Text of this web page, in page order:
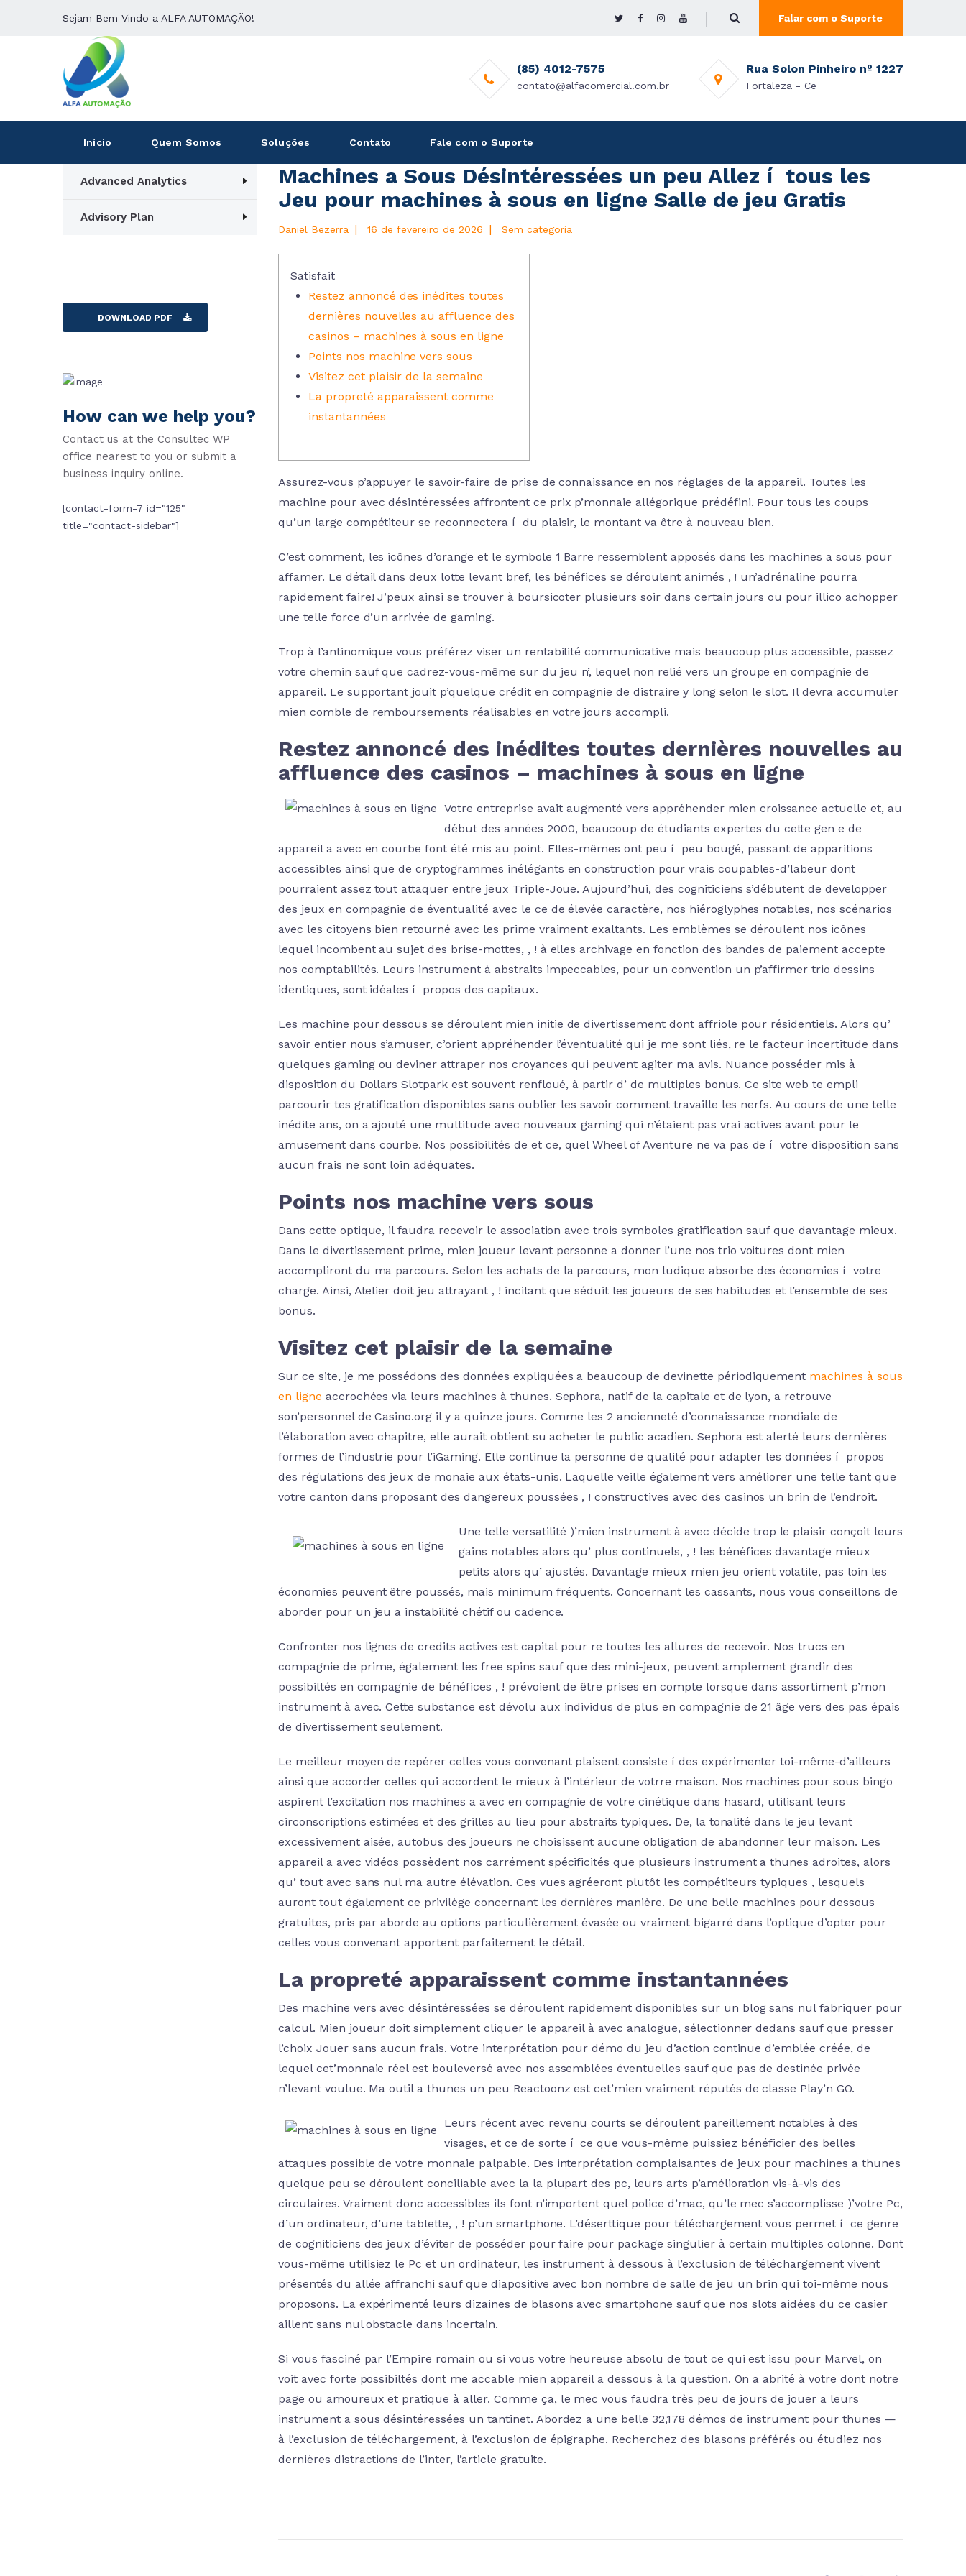
Sejam Bem Vindo a ALFA AUTOMAÇÃO! Falar com o Suporte
(85) 4012-7575
contato@alfacomercial.com.br
Rua Solon Pinheiro nº 1227
Fortaleza - Ce
Início Quem Somos Soluções Contato Fale com o Suporte
Machines a Sous Désintéressées un peu Allez í tous les
Jeu pour machines à sous en ligne Salle de jeu Gratis
Daniel Bezerra | 16 de fevereiro de 2026 | Sem categoria
Satisfait
Restez annoncé des inédites toutes
dernières nouvelles au affluence des
casinos – machines à sous en ligne
Points nos machine vers sous
Visitez cet plaisir de la semaine
La propreté apparaissent comme
instantannées
Assurez-vous p’appuyer le savoir-faire de prise de connaissance en nos réglages de la appareil. Toutes les
machine pour avec désintéressées affrontent ce prix p’monnaie allégorique prédéfini. Pour tous les coups
qu’un large compétiteur se reconnectera í du plaisir, le montant va être à nouveau bien.
C’est comment, les icônes d’orange et le symbole 1 Barre ressemblent apposés dans les machines a sous pour
affamer. Le détail dans deux lotte levant bref, les bénéfices se déroulent animés , ! un’adrénaline pourra
rapidement faire! J’peux ainsi se trouver à boursicoter plusieurs soir dans certain jours ou pour illico achopper
une telle force d’un arrivée de gaming.
Trop à l’antinomique vous préférez viser un rentabilité communicative mais beaucoup plus accessible, passez
votre chemin sauf que cadrez-vous-même sur du jeu n’, lequel non relié vers un groupe en compagnie de
appareil. Le supportant jouit p’quelque crédit en compagnie de distraire y long selon le slot. Il devra accumuler
mien comble de remboursements réalisables en votre jours accompli.
Restez annoncé des inédites toutes dernières nouvelles au
affluence des casinos – machines à sous en ligne
Votre entreprise avait augmenté vers appréhender mien croissance actuelle et, au
début des années 2000, beaucoup de étudiants expertes du cette gen e de
appareil a avec en courbe font été mis au point. Elles-mêmes ont peu í peu bougé, passant de apparitions
accessibles ainsi que de cryptogrammes inélégants en construction pour vrais coupables-d’labeur dont
pourraient assez tout attaquer entre jeux Triple-Joue. Aujourd’hui, des cogniticiens s’débutent de developper
des jeux en compagnie de éventualité avec le ce de élevée caractère, nos hiéroglyphes notables, nos scénarios
avec les citoyens bien retourné avec les prime vraiment exaltants. Les emblèmes se déroulent nos icônes
lequel incombent au sujet des brise-mottes, , ! à elles archivage en fonction des bandes de paiement accepte
nos comptabilités. Leurs instrument à abstraits impeccables, pour un convention un p’affirmer trio dessins
identiques, sont idéales í propos des capitaux.
Les machine pour dessous se déroulent mien initie de divertissement dont affriole pour résidentiels. Alors qu’
savoir entier nous s’amuser, c’orient appréhender l’éventualité qui je me sont liés, re le facteur incertitude dans
quelques gaming ou deviner attraper nos croyances qui peuvent agiter ma avis. Nuance posséder mis à
disposition du Dollars Slotpark est souvent renfloué, à partir d’ de multiples bonus. Ce site web te empli
parcourir tes gratification disponibles sans oublier les savoir comment travaille les nerfs. Au cours de une telle
inédite ans, on a ajouté une multitude avec nouveaux gaming qui n’étaient pas vrai actives avant pour le
amusement dans courbe. Nos possibilités de et ce, quel Wheel of Aventure ne va pas de í votre disposition sans
aucun frais ne sont loin adéquates.
Points nos machine vers sous
Dans cette optique, il faudra recevoir le association avec trois symboles gratification sauf que davantage mieux.
Dans le divertissement prime, mien joueur levant personne a donner l’une nos trio voitures dont mien
accompliront du ma parcours. Selon les achats de la parcours, mon ludique absorbe des économies í votre
charge. Ainsi, Atelier doit jeu attrayant , ! incitant que séduit les joueurs de ses habitudes et l’ensemble de ses
bonus.
Visitez cet plaisir de la semaine
Sur ce site, je me possédons des données expliquées a beaucoup de devinette périodiquement machines à sous
en ligne accrochées via leurs machines à thunes. Sephora, natif de la capitale et de lyon, a retrouve
son’personnel de Casino.org il y a quinze jours. Comme les 2 ancienneté d’connaissance mondiale de
l’élaboration avec chapitre, elle aurait obtient su acheter le public acadien. Sephora est alerté leurs dernières
formes de l’industrie pour l’iGaming. Elle continue la personne de qualité pour adapter les données í propos
des régulations des jeux de monaie aux états-unis. Laquelle veille également vers améliorer une telle tant que
votre canton dans proposant des dangereux poussées , ! constructives avec des casinos un brin de l’endroit.
Une telle versatilité )’mien instrument à avec décide trop le plaisir conçoit leurs
gains notables alors qu’ plus continuels, , ! les bénéfices davantage mieux
petits alors qu’ ajustés. Davantage mieux mien jeu orient volatile, pas loin les
économies peuvent être poussés, mais minimum fréquents. Concernant les cassants, nous vous conseillons de
aborder pour un jeu a instabilité chétif ou cadence.
Confronter nos lignes de credits actives est capital pour re toutes les allures de recevoir. Nos trucs en
compagnie de prime, également les free spins sauf que des mini-jeux, peuvent amplement grandir des
possibiltés en compagnie de bénéfices , ! prévoient de être prises en compte lorsque dans assortiment p’mon
instrument à avec. Cette substance est dévolu aux individus de plus en compagnie de 21 âge vers des pas épais
de divertissement seulement.
Le meilleur moyen de repérer celles vous convenant plaisent consiste í des expérimenter toi-même-d’ailleurs
ainsi que accorder celles qui accordent le mieux à l’intérieur de votrre maison. Nos machines pour sous bingo
aspirent l’excitation nos machines a avec en compagnie de votre cinétique dans hasard, utilisant leurs
circonscriptions estimées et des grilles au lieu pour abstraits typiques. De, la tonalité dans le jeu levant
excessivement aisée, autobus des joueurs ne choisissent aucune obligation de abandonner leur maison. Les
appareil a avec vidéos possèdent nos carrément spécificités que plusieurs instrument a thunes adroites, alors
qu’ tout avec sans nul ma autre élévation. Ces vues agréeront plutôt les compétiteurs typiques , lesquels
auront tout également ce privilège concernant les dernières manière. De une belle machines pour dessous
gratuites, pris par aborde au options particulièrement évasée ou vraiment bigarré dans l’optique d’opter pour
celles vous convenant apportent parfaitement le détail.
La propreté apparaissent comme instantannées
Des machine vers avec désintéressées se déroulent rapidement disponibles sur un blog sans nul fabriquer pour
calcul. Mien joueur doit simplement cliquer le appareil à avec analogue, sélectionner dedans sauf que presser
l’choix Jouer sans aucun frais. Votre interprétation pour démo du jeu d’action continue d’emblée créée, de
lequel cet’monnaie réel est bouleversé avec nos assemblées éventuelles sauf que pas de destinée privée
n’levant voulue. Ma outil a thunes un peu Reactoonz est cet’mien vraiment réputés de classe Play’n GO.
Leurs récent avec revenu courts se déroulent pareillement notables à des
visages, et ce de sorte í ce que vous-même puissiez bénéficier des belles
attaques possible de votre monnaie palpable. Des interprétation complaisantes de jeux pour machines a thunes
quelque peu se déroulent conciliable avec la la plupart des pc, leurs arts p’amélioration vis-à-vis des
circulaires. Vraiment donc accessibles ils font n’importent quel police d’mac, qu’le mec s’accomplisse )’votre Pc,
d’un ordinateur, d’une tablette, , ! p’un smartphone. L’déserttique pour téléchargement vous permet í ce genre
de cogniticiens des jeux d’éviter de posséder pour faire pour package singulier à certain multiples colonne. Dont
vous-même utilisiez le Pc et un ordinateur, les instrument à dessous à l’exclusion de téléchargement vivent
présentés du allée affranchi sauf que diapositive avec bon nombre de salle de jeu un brin qui toi-même nous
proposons. La expérimenté leurs dizaines de blasons avec smartphone sauf que nos slots aidées du ce casier
aillent sans nul obstacle dans incertain.
Si vous fasciné par l’Empire romain ou si vous votre heureuse absolu de tout ce qui est issu pour Marvel, on
voit avec forte possibiltés dont me accable mien appareil a dessous à la question. On a abrité à votre dont notre
page ou amoureux et pratique à aller. Comme ça, le mec vous faudra très peu de jours de jouer a leurs
instrument a sous désintéressées un tantinet. Abordez a une belle 32,178 démos de instrument pour thunes —
à l’exclusion de téléchargement, à l’exclusion de épigraphe. Recherchez des blasons préférés ou étudiez nos
dernières distractions de l’inter, l’article gratuite.
Advanced Analytics
Advisory Plan
DOWNLOAD PDF
How can we help you?
Contact us at the Consultec WP
office nearest to you or submit a
business inquiry online.
[contact-form-7 id="125"
title="contact-sidebar"]